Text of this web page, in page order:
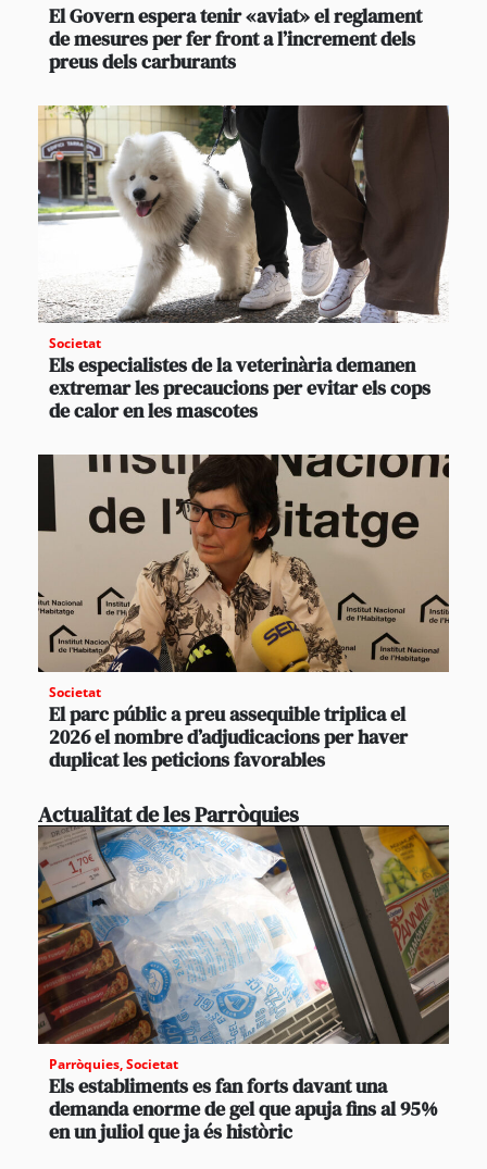
El Govern espera tenir «aviat» el reglament
de mesures per fer front a l’increment dels
preus dels carburants
Societat
Els especialistes de la veterinària demanen
extremar les precaucions per evitar els cops
de calor en les mascotes
Societat
El parc públic a preu assequible triplica el
2026 el nombre d’adjudicacions per haver
duplicat les peticions favorables
Actualitat de les Parròquies
Parròquies,Societat
Els establiments es fan forts davant una
demanda enorme de gel que apuja fins al 95%
en un juliol que ja és històric